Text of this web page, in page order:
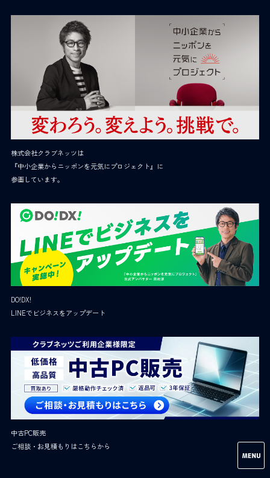
株式会社クラブネッツは
『中小企業からニッポンを元気にプロジェクト』に
参画しています。
DO!DX!
LINEでビジネスをアップデート
中古PC販売
ご相談・お見積もりはこちらから